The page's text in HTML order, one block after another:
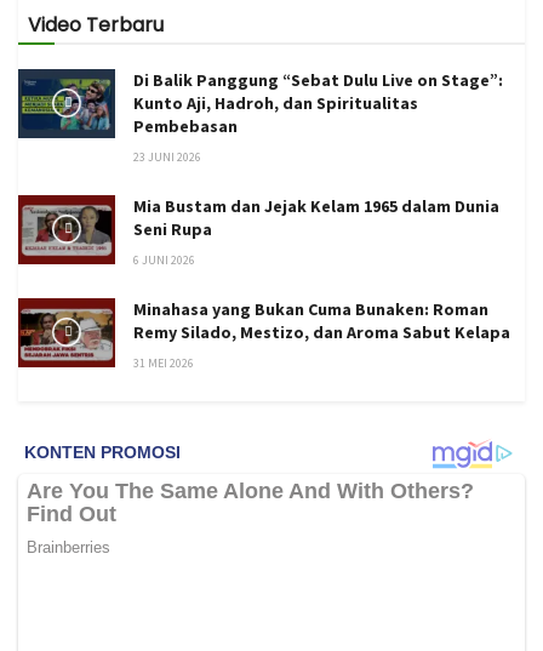
Video Terbaru
Di Balik Panggung “Sebat Dulu Live on Stage”:
Kunto Aji, Hadroh, dan Spiritualitas
Pembebasan
23 JUNI 2026
Mia Bustam dan Jejak Kelam 1965 dalam Dunia
Seni Rupa
6 JUNI 2026
Minahasa yang Bukan Cuma Bunaken: Roman
Remy Silado, Mestizo, dan Aroma Sabut Kelapa
31 MEI 2026